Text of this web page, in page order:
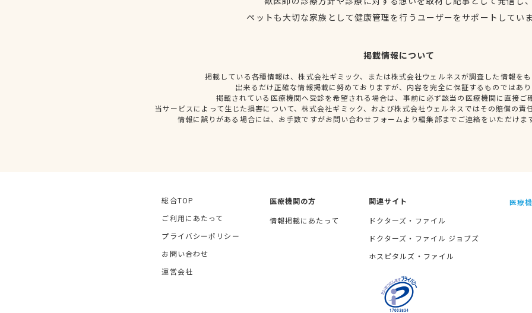
ペットも大切な家族として健康管理を行うユーザーをサポートしてい
掲載情報について
掲載している各種情報は、株式会社ギミック、または株式会社ウェルネスが調査した情報を
出来るだけ正確な情報掲載に努めておりますが、内容を完全に保証するものではあ
掲載されている医療機関へ受診を希望される場合は、事前に必ず該当の医療機関に直接ご
当サービスによって生じた損害について、株式会社ギミック、および株式会社ウェルネスではその賠償の責
情報に誤りがある場合には、お手数ですがお問い合わせフォームより編集部までご連絡をいただけま
総合TOP
ご利用にあたって
プライバシーポリシー
お問い合わせ
運営会社
医療機関の方
情報掲載にあたって
関連サイト
ドクターズ・ファイル
ドクターズ・ファイル ジョブズ
ホスピタルズ・ファイル
医療